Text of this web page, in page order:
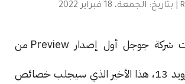
بتاريخ: الجمعة، 18 فبراير 2022
قبل أيام، نشرت شركة جوجل أول إصدار Preview من
نسخة نظام أندرويد 13، هذا الأخير الذي سيجلب خصائص